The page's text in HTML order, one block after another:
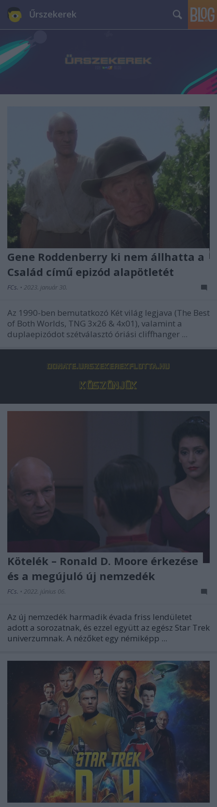
Űrszekerek
Gene Roddenberry ki nem állhatta a
Család című epizód alapötletét
FCs. • 2023. január 30.
Az 1990-ben bemutatkozó Két világ legjava (The Best
of Both Worlds, TNG 3x26 & 4x01), valamint a
duplaepizódot szétválasztó óriási cliffhanger ...
Kötelék – Ronald D. Moore érkezése
és a megújuló új nemzedék
FCs. • 2022. június 06.
Az új nemzedék harmadik évada friss lendületet
adott a sorozatnak, és ezzel együtt az egész Star Trek
univerzumnak. A nézőket egy némiképp ...